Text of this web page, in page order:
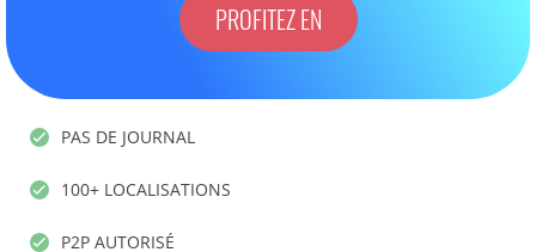
PROFITEZ EN
PAS DE JOURNAL
100+ LOCALISATIONS
P2P AUTORISÉ